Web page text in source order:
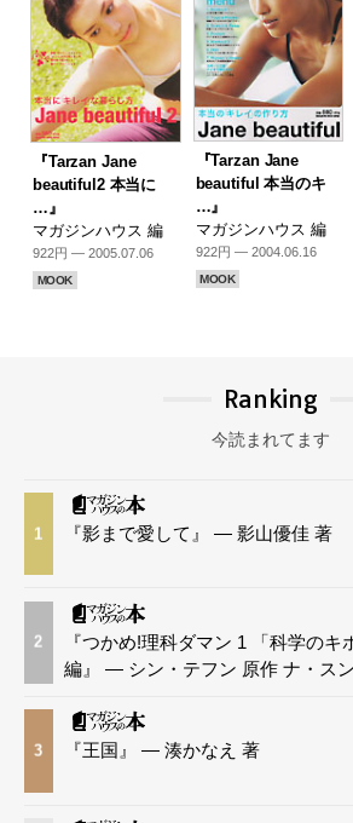
『Tarzan Jane
beautiful2 本当に
…』
マガジンハウス 編
922円 — 2005.07.06
MOOK
『Tarzan Jane
beautiful 本当のキ
…』
マガジンハウス 編
922円 — 2004.06.16
MOOK
Ranking
今読まれてます
1 『影まで愛して』 — 影山優佳 著
2
『つかめ!理科ダマン 1 「科学のキ
編』 — シン・テフン 原作 ナ・ス
3 『王国』 — 湊かなえ 著